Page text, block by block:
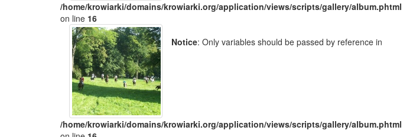
/home/krowiarki/domains/krowiarki.org/application/views/scripts/gallery/album.phtml
on line 16
Notice: Only variables should be passed by reference in
/home/krowiarki/domains/krowiarki.org/application/views/scripts/gallery/album.phtml